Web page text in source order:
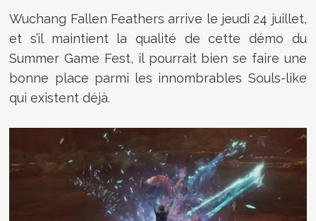
Wuchang Fallen Feathers arrive le jeudi 24 juillet,
et s’il maintient la qualité de cette démo du
Summer Game Fest, il pourrait bien se faire une
bonne place parmi les innombrables Souls-like
qui existent déjà.